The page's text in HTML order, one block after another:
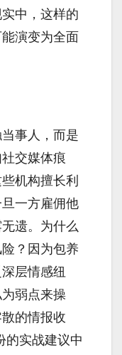
中，这样的
演变为全面
事人，而是
交媒体痕
机构擅长利
一方雇佣他
遗。为什么
？因为包养
层情感纽
弱点来操
的情报收
的实战建议中